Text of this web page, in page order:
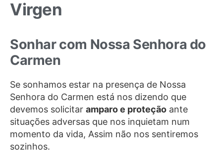
Virgen
Sonhar com Nossa Senhora do
Carmen
Se sonhamos estar na presença de Nossa
Senhora do Carmen está nos dizendo que
devemos solicitar amparo e proteção ante
situações adversas que nos inquietam num
momento da vida, Assim não nos sentiremos
sozinhos.